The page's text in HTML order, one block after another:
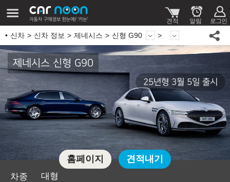
신차 신차 정보 제네시스 신형 G90
제네시스 신형 G90
25년형 3월 5일 출시
차종
대형
홈페이지 견적내기